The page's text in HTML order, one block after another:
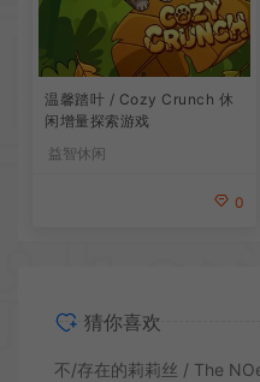
温馨踏叶 / Cozy Crunch 休
闲增量探索游戏
益智休闲
0
猜你喜欢